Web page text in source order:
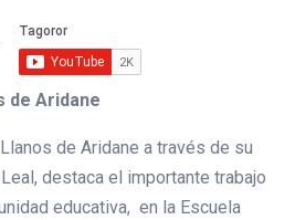
de Aridane
de Aridane a través de su
destaca el importante trabajo
educativa, en la Escuela